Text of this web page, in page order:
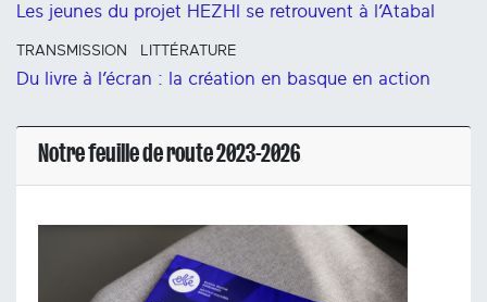
Les jeunes du projet HEZHI se retrouvent à l’Atabal
TRANSMISSION LITTÉRATURE
Du livre à l’écran : la création en basque en action
Notre feuille de route 2023-2026